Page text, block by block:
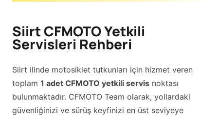
Siirt CFMOTO Yetkili
Servisleri Rehberi
Siirt ilinde motosiklet tutkunları için hizmet veren
toplam 1 adet CFMOTO yetkili servis noktası
bulunmaktadır. CFMOTO Team olarak, yollardaki
güvenliğinizi ve sürüş keyfinizi en üst seviyeye